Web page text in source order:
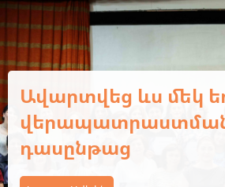
Ավարտվեց
դպրոցական
վերապատրաստման
դասընթացի առաջին